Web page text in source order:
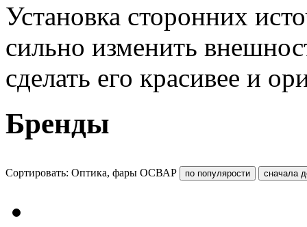
Установка сторонних
сильно изменить
сделать его красивее и
Бренды
Сортировать: Оптика, фары ОСВАР